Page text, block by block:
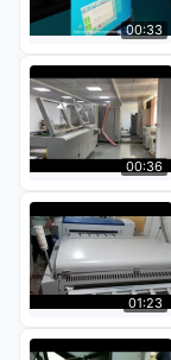
00:33
00:36
01:23